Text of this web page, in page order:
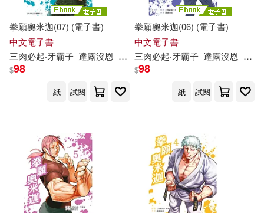
拳願奧米迦(07) (電子書)
中文電子書
三肉必起‧牙霸子 達露沒恩 yoshiki
$98
紙 試閱
拳願奧米迦(06) (電子書)
中文電子書
三肉必起‧牙霸子 達露沒恩
$98
紙 試閱